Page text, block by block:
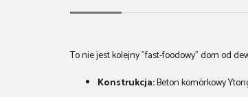
To nie jest kolejny "fast-foodowy" dom od
Konstrukcja:Beton komórkowy